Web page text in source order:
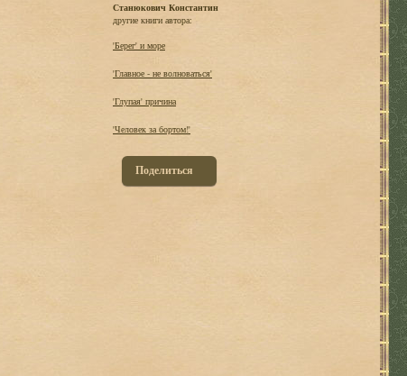
Станюкович Константин
другие книги автора:
'Берег' и море
'Главное - не волноваться'
'Глупая' причина
'Человек за бортом!'
Поделиться